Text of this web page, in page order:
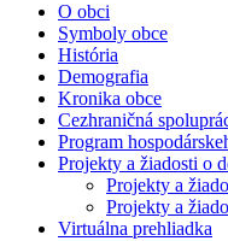
O obci
Symboly obce
História
Demografia
Kronika obce
Cezhraničná
Program
Projekty a žiadosti o
Projekty a
Projekty a
Virtuálna prehliadka